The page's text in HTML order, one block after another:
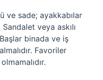
ve sade; ayakkabılar
veya askılı
binada ve iş
Favoriler